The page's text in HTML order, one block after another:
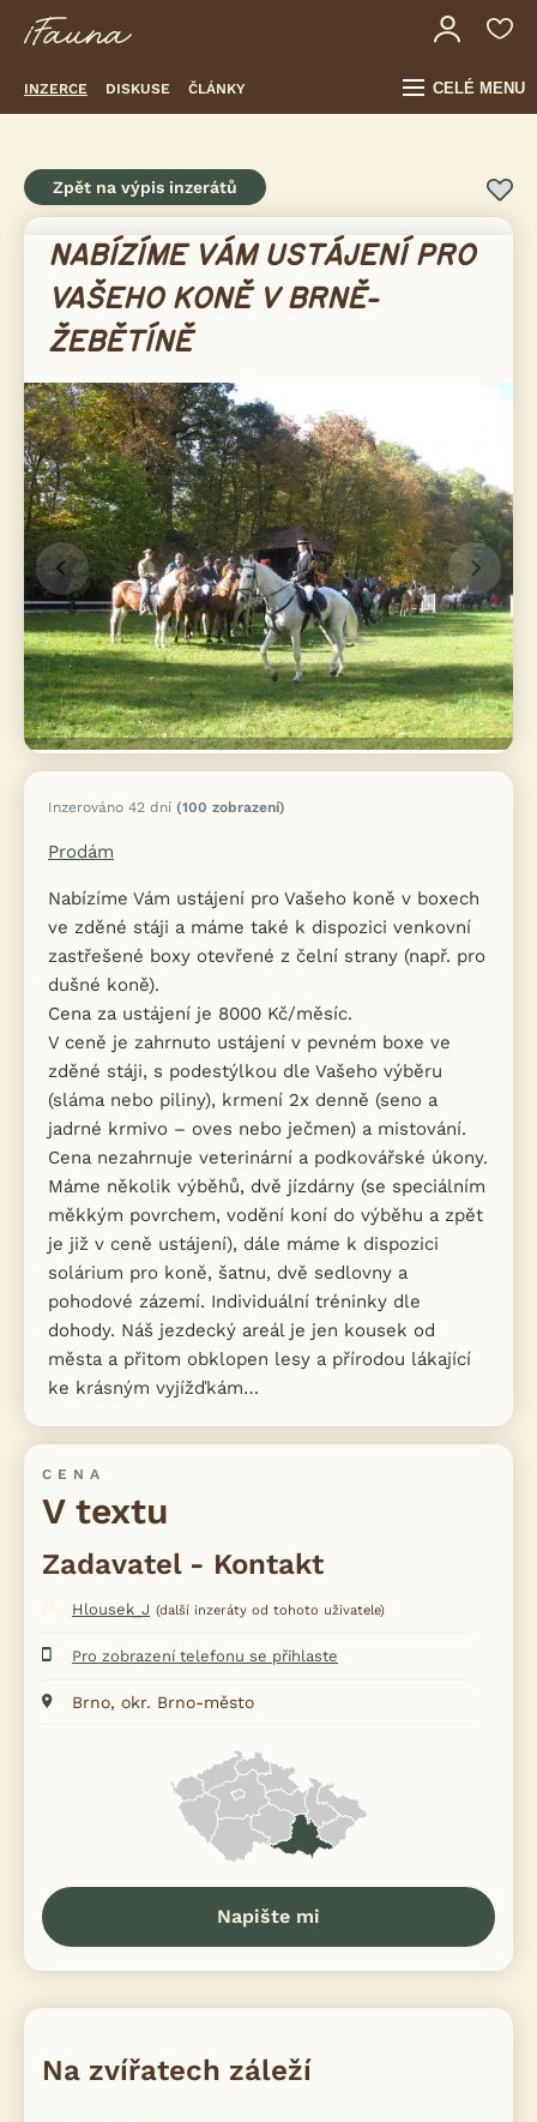
INZERCE DISKUSE ČLÁNKY CELÉ MENU
Zpět na výpis inzerátů
Inzerováno 42 dní (100 zobrazení)
Prodám
Nabízíme Vám ustájení pro Vašeho koně v boxech
ve zděné stáji a máme také k dispozici venkovní
zastřešené boxy otevřené z čelní strany (např. pro
dušné koně).
Cena za ustájení je 8000 Kč/měsíc.
V ceně je zahrnuto ustájení v pevném boxe ve
zděné stáji, s podestýlkou dle Vašeho výběru
(sláma nebo piliny), krmení 2x denně (seno a
jadrné krmivo – oves nebo ječmen) a mistování.
Cena nezahrnuje veterinární a podkovářské úkony.
Máme několik výběhů, dvě jízdárny (se speciálním
měkkým povrchem, vodění koní do výběhu a zpět
je již v ceně ustájení), dále máme k dispozici
solárium pro koně, šatnu, dvě sedlovny a
pohodové zázemí. Individuální tréninky dle
dohody. Náš jezdecký areál je jen kousek od
města a přitom obklopen lesy a přírodou lákající
ke krásným vyjížďkám…
CENA
V textu
Zadavatel - Kontakt
Hlousek_J (další inzeráty od tohoto uživatele)
Pro zobrazení telefonu se přihlaste
Brno, okr. Brno-město
Napište mi
Na zvířatech záleží
NABÍZÍME VÁM USTÁJENÍ PRO
VAŠEHO KONĚ V BRNĚ-
ŽEBĚTÍNĚ